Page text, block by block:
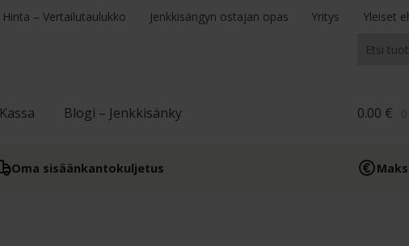
Hinta – Vertailutaulukko Jenkkisängyn ostajan opas Yritys Yleiset
Haku
Kassa Blogi – Jenkkisänky 0.00 €
Oma sisään­kantokuljetus